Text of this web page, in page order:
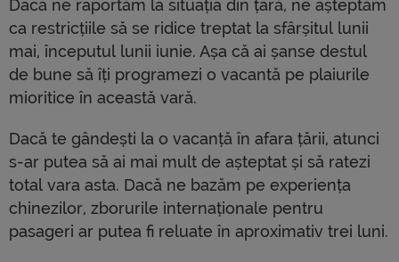
Dacă ne raportăm la situația din țară, ne așteptăm
ca restricțiile să se ridice treptat la sfârșitul lunii
mai, începutul lunii iunie. Așa că ai șanse destul
de bune să îți programezi o vacantă pe plaiurile
mioritice în această vară.
Dacă te gândești la o vacanță în afara țării, atunci
s-ar putea să ai mai mult de așteptat și să ratezi
total vara asta. Dacă ne bazăm pe experiența
chinezilor, zborurile internaționale pentru
pasageri ar putea fi reluate în aproximativ trei luni.